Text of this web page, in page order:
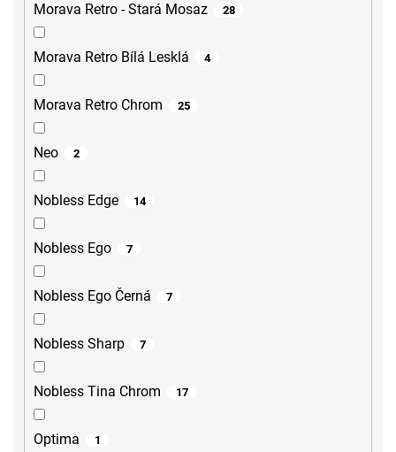
Morava Retro - Stará Mosaz 28
Morava Retro Bílá Lesklá 4
Morava Retro Chrom 25
Neo 2
Nobless Edge 14
Nobless Ego 7
Nobless Ego Černá 7
Nobless Sharp 7
Nobless Tina Chrom 17
Optima 1